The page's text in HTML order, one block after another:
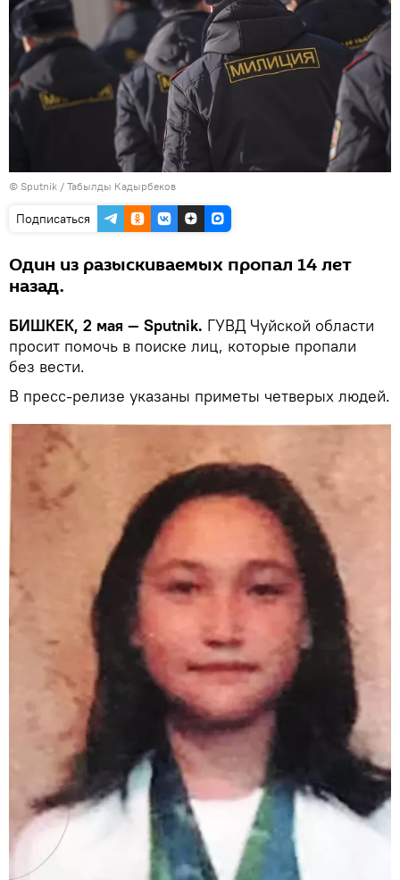
© Sputnik / Табылды Кадырбеков
Подписаться
Один из разыскиваемых пропал 14 лет
назад.
БИШКЕК, 2 мая — Sputnik. ГУВД Чуйской области
просит помочь в поиске лиц, которые пропали
без вести.
В пресс-релизе указаны приметы четверых людей.